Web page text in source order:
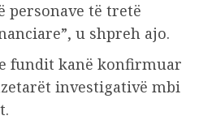
personave të tretë
u shpreh ajo.
fundit kanë konfirmuar
investigativë mbi